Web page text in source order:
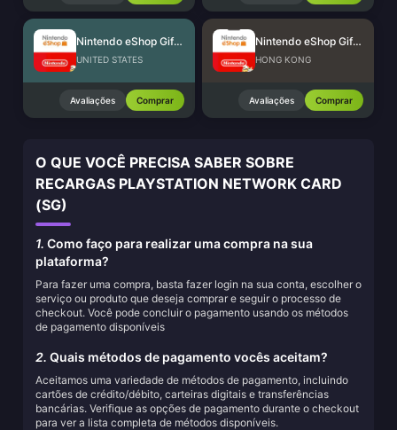
Nintendo eShop Gift Card (US)
UNITED STATES
Avaliações Comprar
Nintendo eShop Gift Card (HK)
HONG KONG
Avaliações Comprar
O QUE VOCÊ PRECISA SABER SOBRE
RECARGAS PLAYSTATION NETWORK CARD
(SG)
1. Como faço para realizar uma compra na sua
plataforma?
Para fazer uma compra, basta fazer login na sua conta, escolher o
serviço ou produto que deseja comprar e seguir o processo de
checkout. Você pode concluir o pagamento usando os métodos
de pagamento disponíveis
2. Quais métodos de pagamento vocês aceitam?
Aceitamos uma variedade de métodos de pagamento, incluindo
cartões de crédito/débito, carteiras digitais e transferências
bancárias. Verifique as opções de pagamento durante o checkout
para ver a lista completa de métodos disponíveis.